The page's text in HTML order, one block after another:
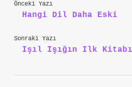
Önceki Yazı
Hangi Dil Daha Eski
Sonraki Yazı
Işıl Işığın Ilk